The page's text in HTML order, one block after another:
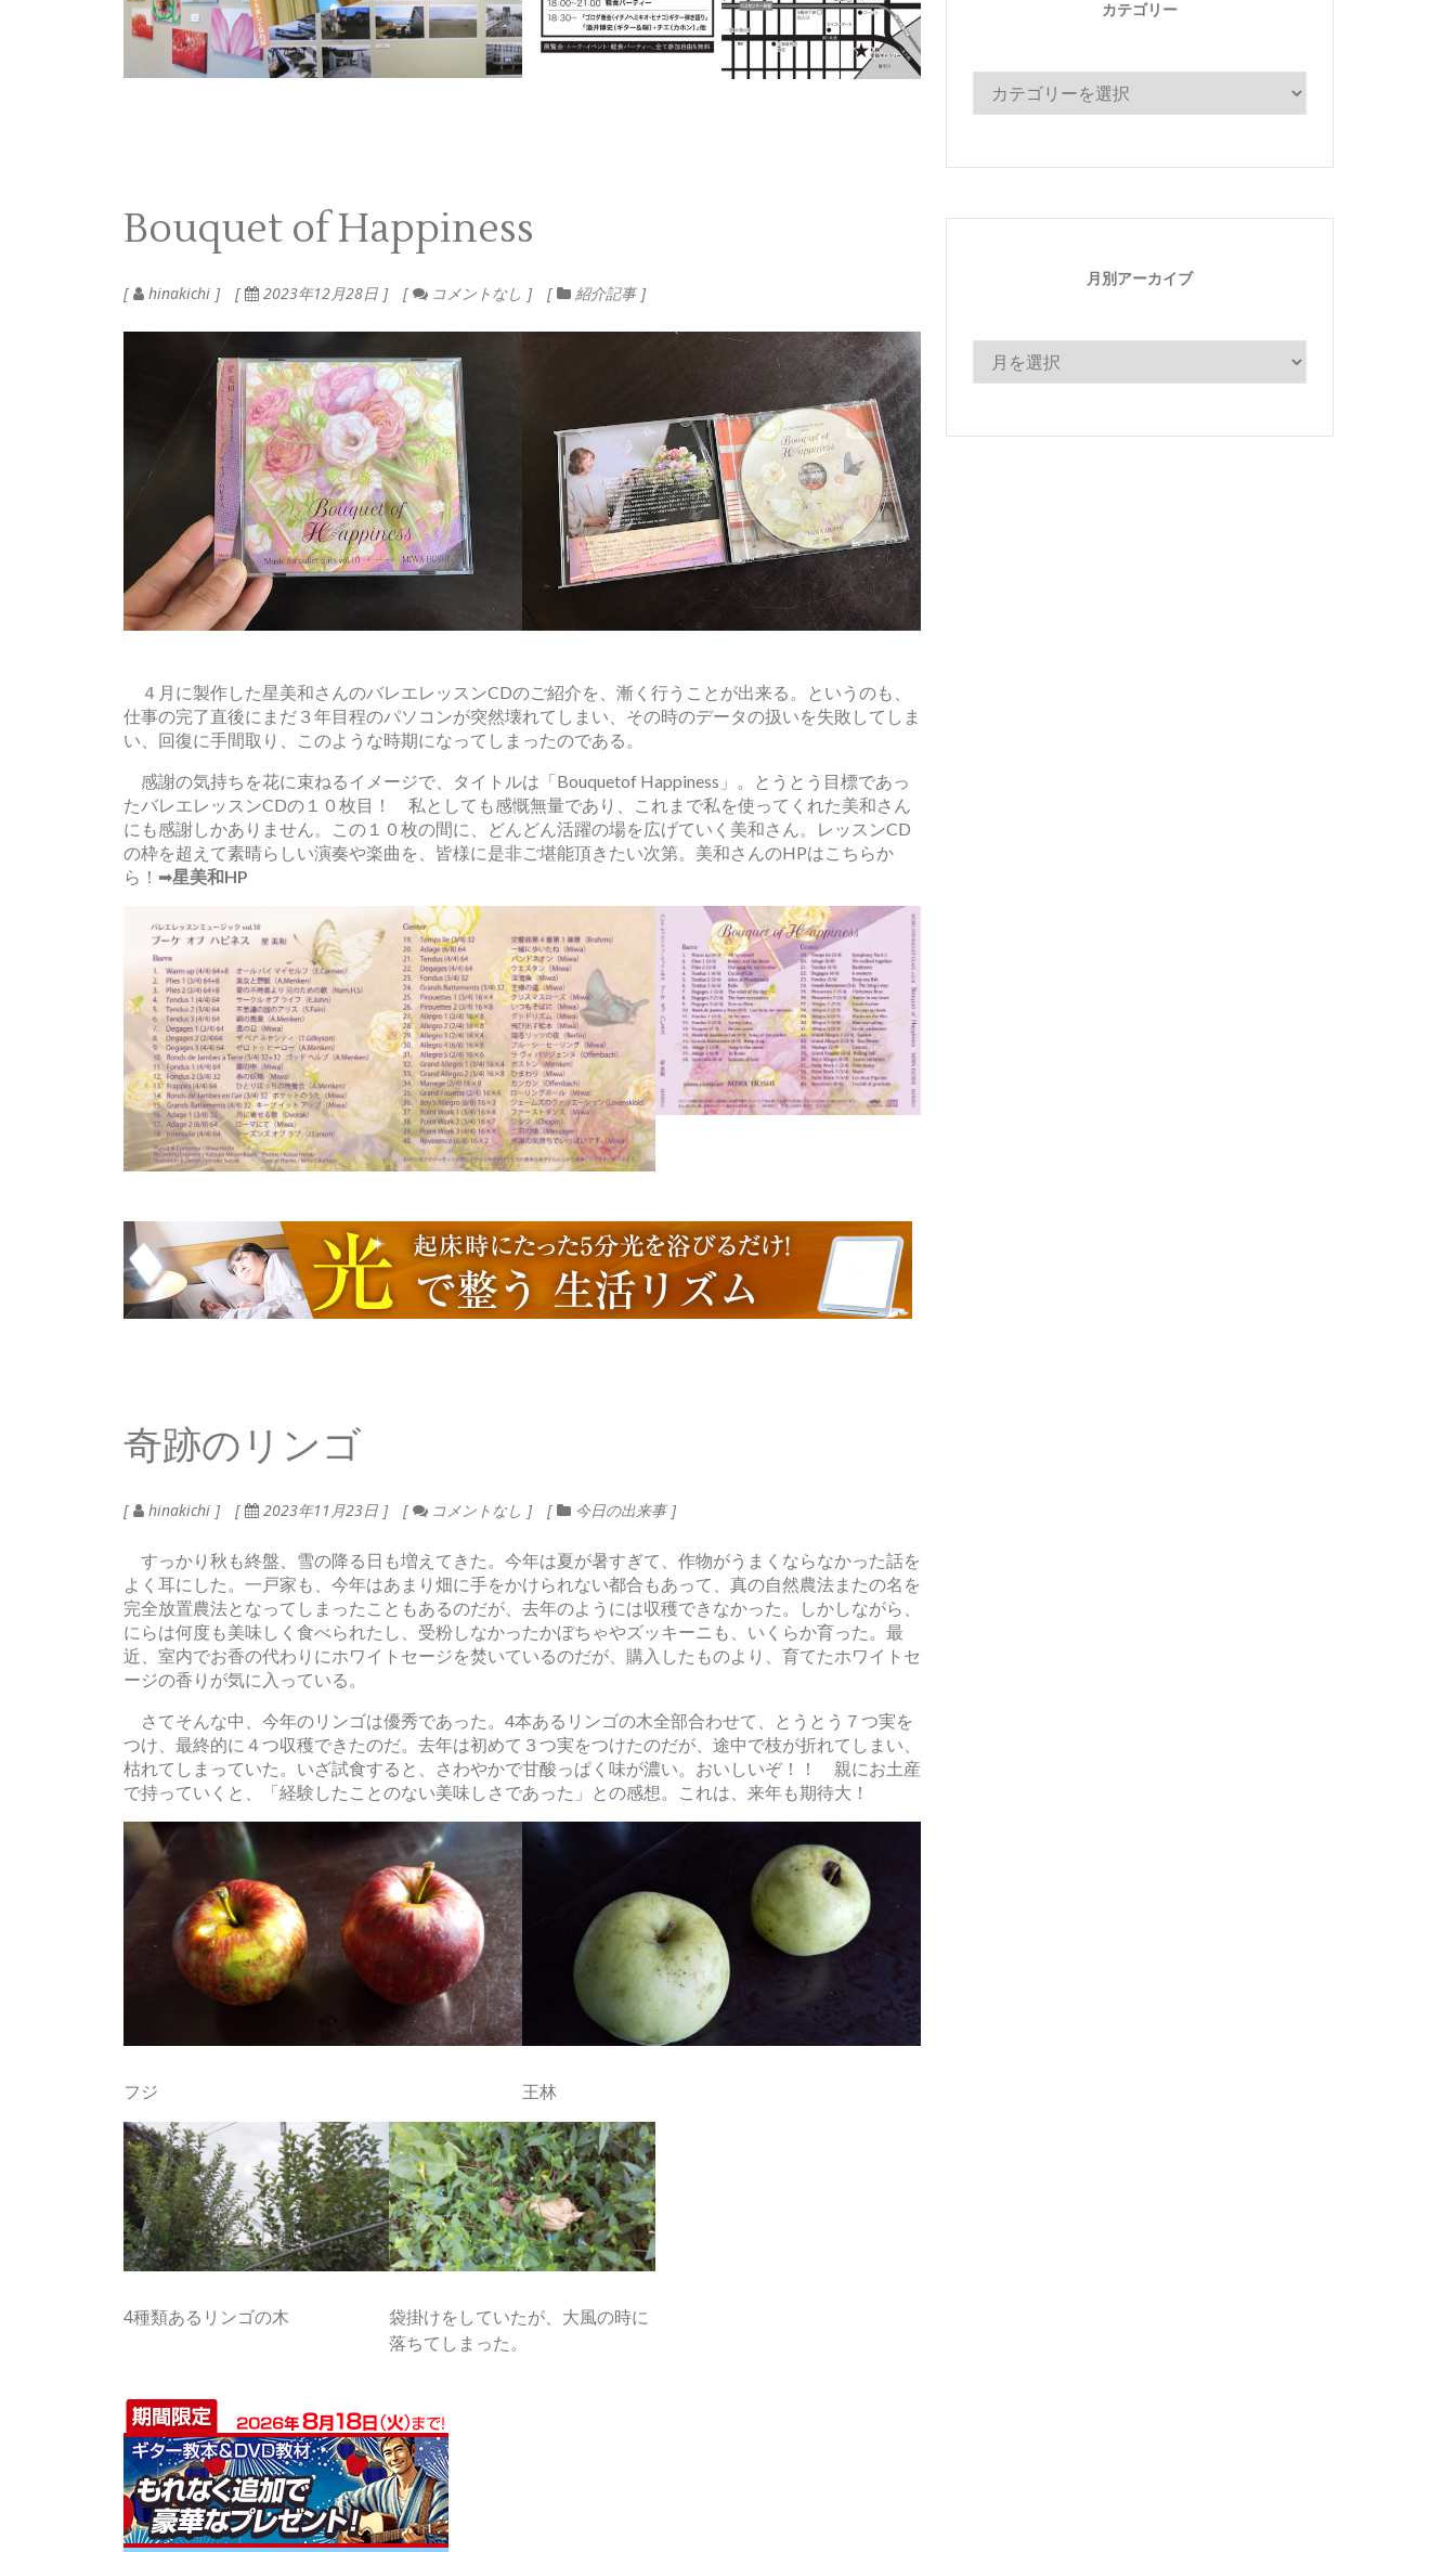
Bouquet of Happiness
hinakichi 2023年12月28日 コメントなし 紹介記事
４月に製作した星美和さんのバレエレッスンCDのご紹介を、漸く行うことが出来る。というのも、
仕事の完了直後にまだ３年目程のパソコンが突然壊れてしまい、その時のデータの扱いを失敗してしま
い、回復に手間取り、このような時期になってしまったのである。
感謝の気持ちを花に束ねるイメージで、タイトルは「Bouquetof Happiness」。とうとう目標であっ
たバレエレッスンCDの１０枚目！ 私としても感慨無量であり、これまで私を使ってくれた美和さん
にも感謝しかありません。この１０枚の間に、どんどん活躍の場を広げていく美和さん。レッスンCD
の枠を超えて素晴らしい演奏や楽曲を、皆様に是非ご堪能頂きたい次第。美和さんのHPはこちらか
ら！ ➡星美和HP
奇跡のリンゴ
hinakichi 2023年11月23日 コメントなし 今日の出来事
すっかり秋も終盤、雪の降る日も増えてきた。今年は夏が暑すぎて、作物がうまくならなかった話を
よく耳にした。一戸家も、今年はあまり畑に手をかけられない都合もあって、真の自然農法またの名を
完全放置農法となってしまったこともあるのだが、去年のようには収穫できなかった。しかしながら、
にらは何度も美味しく食べられたし、受粉しなかったかぼちゃやズッキーニも、いくらか育った。最
近、室内でお香の代わりにホワイトセージを焚いているのだが、購入したものより、育てたホワイトセ
ージの香りが気に入っている。
さてそんな中、今年のリンゴは優秀であった。4本あるリンゴの木全部合わせて、とうとう７つ実を
つけ、最終的に４つ収穫できたのだ。去年は初めて３つ実をつけたのだが、途中で枝が折れてしまい、
枯れてしまっていた。いざ試食すると、さわやかで甘酸っぱく味が濃い。おいしいぞ！！ 親にお土産
で持っていくと、「経験したことのない美味しさであった」との感想。これは、来年も期待大！
フジ 王林
4種類あるリンゴの木
袋掛けをしていたが、大風の時に
落ちてしまった。
カテゴリー
テ
リ
月別アーカイブ
別
ー